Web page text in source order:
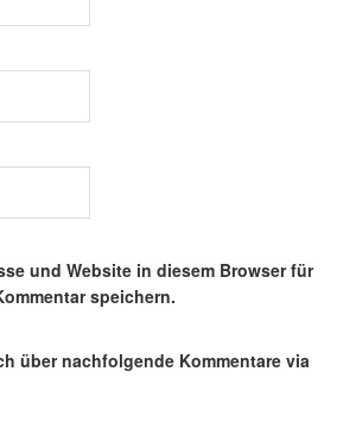
und Website in diesem Browser für
speichern.
über nachfolgende Kommentare via